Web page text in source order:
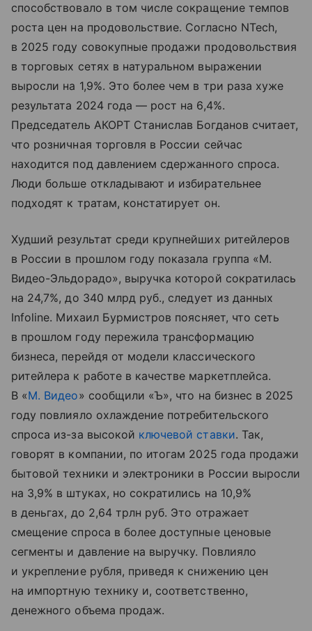
способствовало в том числе сокращение темпов
роста цен на продовольствие. Согласно NTech,
в 2025 году совокупные продажи продовольствия
в торговых сетях в натуральном выражении
выросли на 1,9%. Это более чем в три раза хуже
результата 2024 года — рост на 6,4%.
Председатель АКОРТ Станислав Богданов считает,
что розничная торговля в России сейчас
находится под давлением сдержанного спроса.
Люди больше откладывают и избирательнее
подходят к тратам, констатирует он.
Худший результат среди крупнейших ритейлеров
в России в прошлом году показала группа «М.
Видео-Эльдорадо», выручка которой сократилась
на 24,7%, до 340 млрд руб., следует из данных
Infoline. Михаил Бурмистров поясняет, что сеть
в прошлом году пережила трансформацию
бизнеса, перейдя от модели классического
ритейлера к работе в качестве маркетплейса.
В «М. Видео» сообщили «Ъ», что на бизнес в 2025
году повлияло охлаждение потребительского
спроса из-за высокой ключевой ставки. Так,
говорят в компании, по итогам 2025 года продажи
бытовой техники и электроники в России выросли
на 3,9% в штуках, но сократились на 10,9%
в деньгах, до 2,64 трлн руб. Это отражает
смещение спроса в более доступные ценовые
сегменты и давление на выручку. Повлияло
и укрепление рубля, приведя к снижению цен
на импортную технику и, соответственно,
денежного объема продаж.